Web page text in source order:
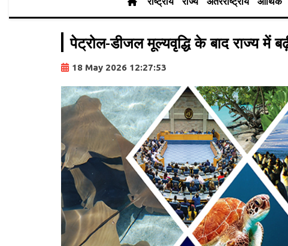
पेट्रोल-डीजल मूल्यवृद्धि के बाद राज्य
18 May 2026 12:27:53